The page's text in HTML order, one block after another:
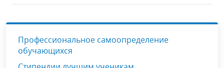
Профессиональное самоопределение
обучающихся